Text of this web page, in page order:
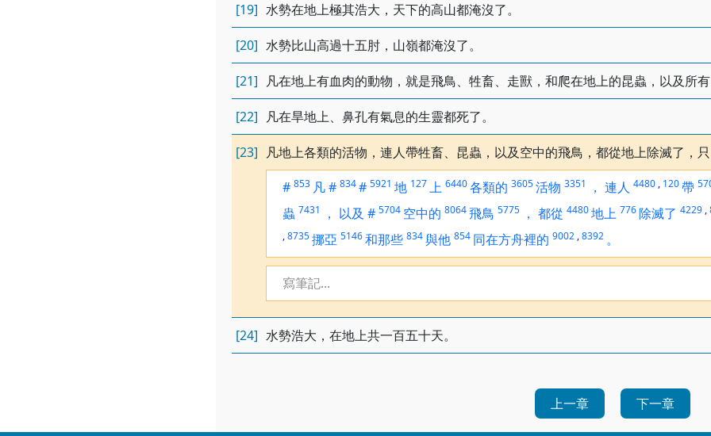
[19] 水勢在地上極其浩大，天下的高山都淹沒了。
[20] 水勢比山高過十五肘，山嶺都淹沒了。
[21] 凡在地上有血肉的動物，就是飛鳥、牲畜、走獸，和爬在地上的昆蟲，以及所
[22] 凡在旱地上、鼻孔有氣息的生靈都死了。
[23] 凡地上各類的活物，連人帶牲畜、昆蟲，以及空中的飛鳥，都從地上除滅了，
# 853 凡# 834# 5921 地 127上 6440各類的 3605活物 3351 ， 連人 4480 , 120帶
蟲 7431 ， 以及 # 5704 空中的 8064飛鳥 5775 ， 都從 4480地上 776除滅了 4229 ,
,8735挪亞 5146和那些 834與他 854 同在方舟裡的 9002 ,8392 。
寫筆記...
[24] 水勢浩大，在地上共一百五十天。
上一章 下一章